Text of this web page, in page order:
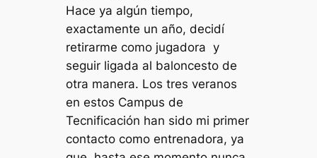
Hace ya algún tiempo,
exactamente un año, decidí
retirarme como jugadora y
seguir ligada al baloncesto de
otra manera. Los tres veranos
en estos Campus de
Tecnificación han sido mi primer
contacto como entrenadora, ya